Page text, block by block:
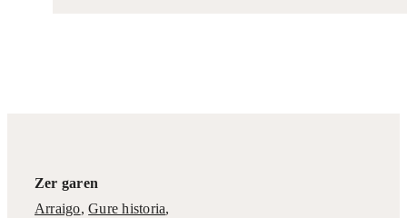
Zer garen
Arraigo,Gure historia,